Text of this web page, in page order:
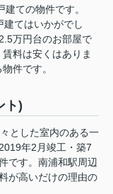
ての物件です。
てはいかがでし
万円台のお部屋で
料は安くはありま
件です。
ト)
とした室内のある一
年2月竣工・築7
です。南浦和駅周辺
が高いだけの理由の